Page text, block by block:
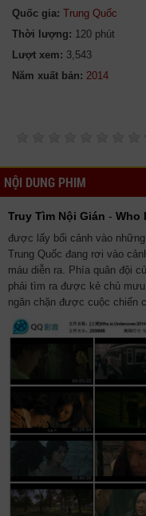
Quốc gia: Trung Quốc
Thời lượng: 120 phút
Lượt xem: 3,543
Năm xuất bản:
NỘI DUNG PHIM
Truy Tìm Nội Gián - Who
được lấy bối cảnh vào
Trung Quốc đang rơi vào
máu diễn ra. Phía quân đội
phải tìm ra được kẻ chủ
ngăn chặn được cuộc chiến